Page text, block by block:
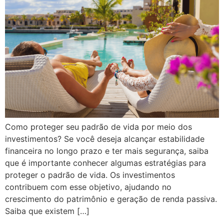
Como proteger seu padrão de vida por meio dos
investimentos? Se você deseja alcançar estabilidade
financeira no longo prazo e ter mais segurança, saiba
que é importante conhecer algumas estratégias para
proteger o padrão de vida. Os investimentos
contribuem com esse objetivo, ajudando no
crescimento do patrimônio e geração de renda passiva.
Saiba que existem […]